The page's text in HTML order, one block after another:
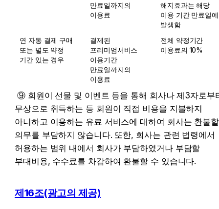
만료일까지의
이용료
해지효과는 해당
이용 기간 만료일에
발생함
연 자동 결제 구매
또는 별도 약정
기간 있는 경우
결제된
프리미엄서비스
이용기간
만료일까지의
이용료
전체 약정기간
이용료의 10%
무상으로 취득하는 등 회원이 직접 비용을 지불하지
아니하고 이용하는 유료 서비스에 대하여 회사는 환불할
의무를 부담하지 않습니다. 또한, 회사는 관련 법령에서
허용하는 범위 내에서 회사가 부담하였거나 부담할
부대비용, 수수료를 차감하여 환불할 수 있습니다.
제16조(광고의 제공)